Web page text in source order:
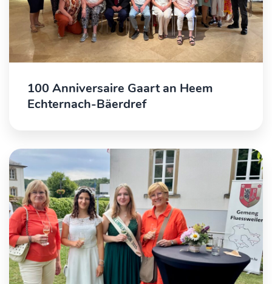
100 Anniversaire Gaart an Heem
Echternach-Bäerdref